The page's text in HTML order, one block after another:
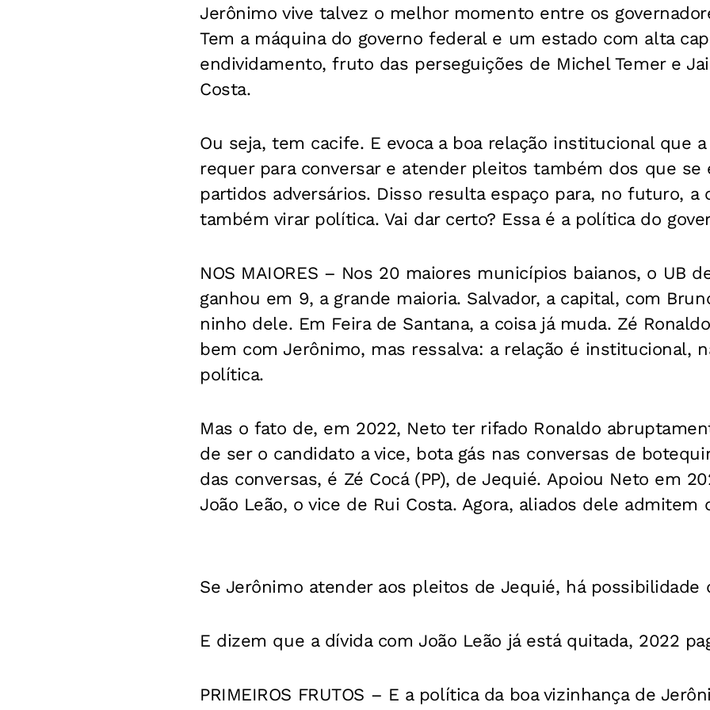
Jerônimo vive talvez o melhor momento entre os
Tem a máquina do governo federal e um estado com alta
endividamento, fruto das perseguições de Michel Temer e
Costa.
Ou seja, tem cacife. E evoca a boa relação institucional que
requer para conversar e atender pleitos também dos que se
partidos adversários. Disso resulta espaço para, no futuro, a
também virar política. Vai dar certo? Essa é a política do
NOS MAIORES – Nos 20 maiores municípios baianos, o UB
ganhou em 9, a grande maioria. Salvador, a capital, com
ninho dele. Em Feira de Santana, a coisa já muda. Zé
bem com Jerônimo, mas ressalva: a relação é institucional,
política.
Mas o fato de, em 2022, Neto ter rifado Ronaldo
de ser o candidato a vice, bota gás nas conversas de
das conversas, é Zé Cocá (PP), de Jequié. Apoiou Neto em
João Leão, o vice de Rui Costa. Agora, aliados dele admitem
Se Jerônimo atender aos pleitos de Jequié, há possibilidade
E dizem que a dívida com João Leão já está quitada, 2022
PRIMEIROS FRUTOS – E a política da boa vizinhança de